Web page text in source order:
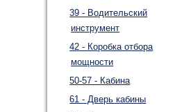
39 - Водительский
инструмент
42 - Коробка отбора
мощности
50-57 - Кабина
61 - Дверь кабины